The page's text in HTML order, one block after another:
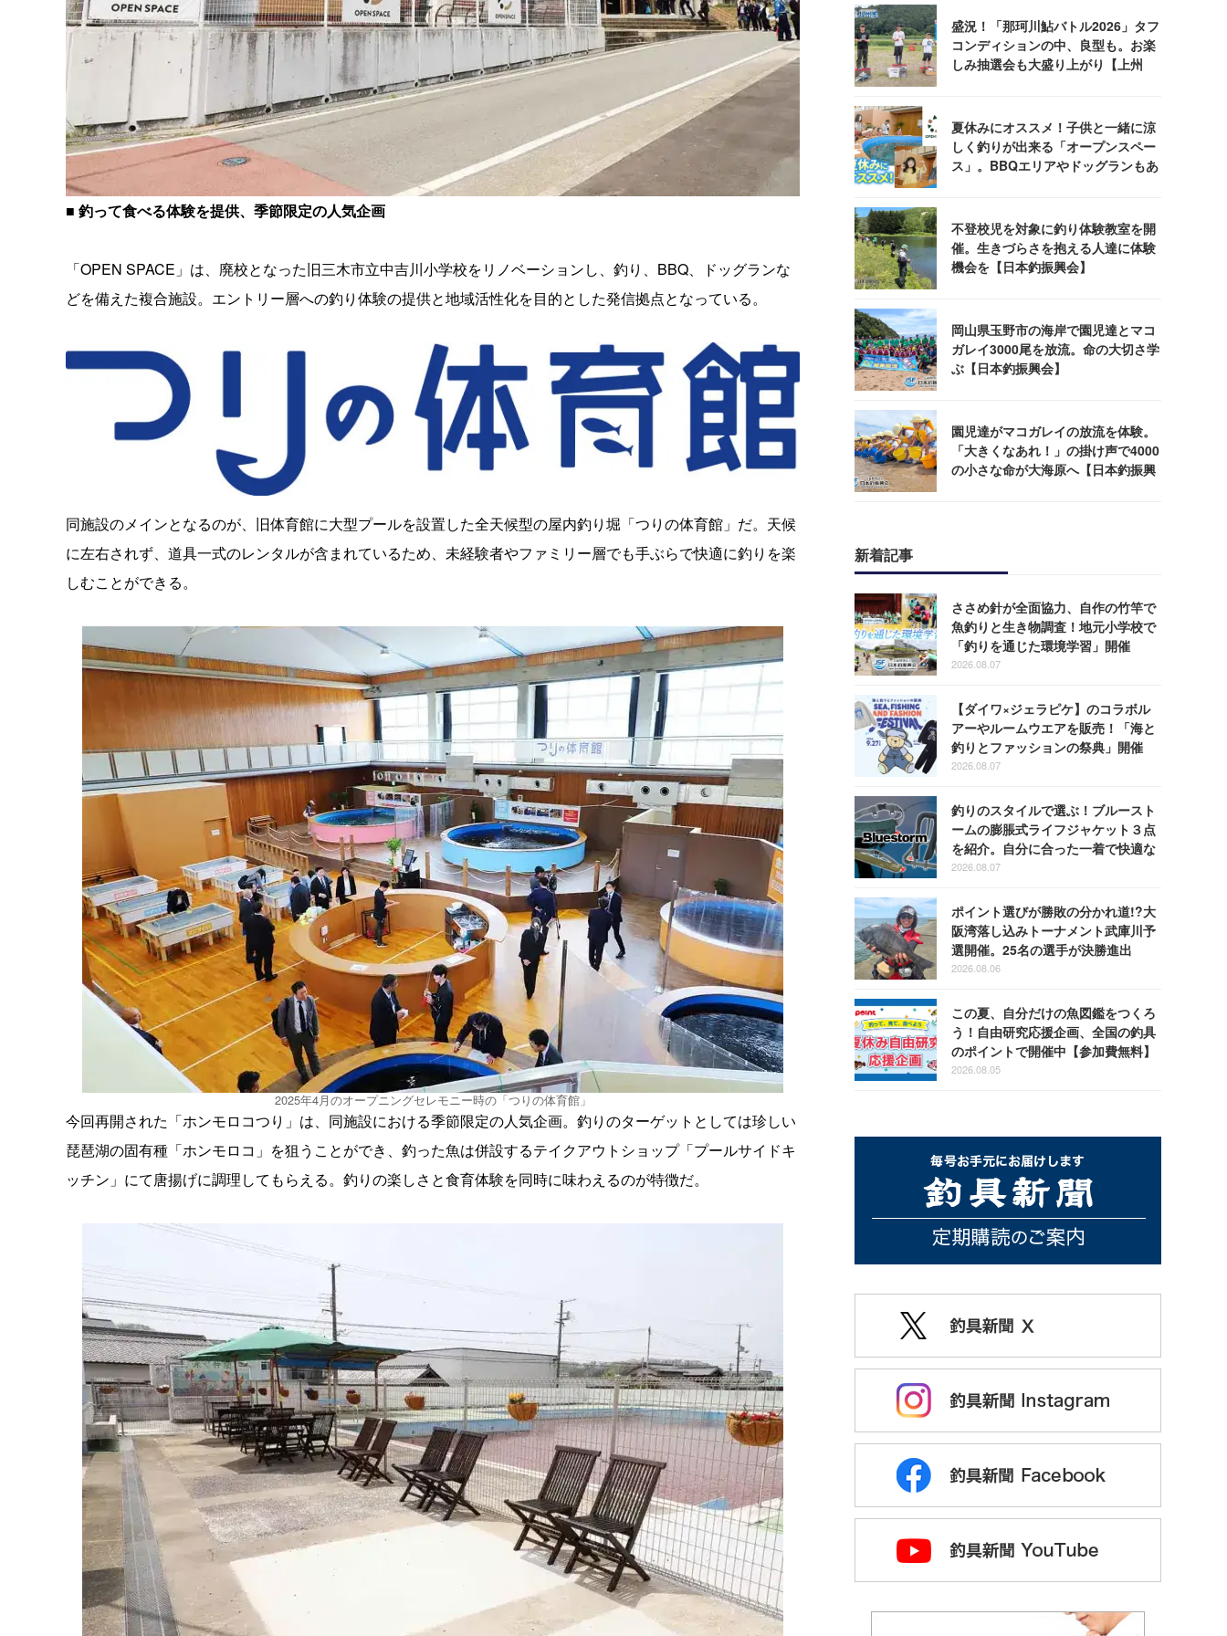
■ 釣って食べる体験を提供、季節限定の人気企画
「OPEN SPACE」は、廃校となった旧三木市立中吉川小学校をリノベーションし、釣り、BBQ、ドッグランな
どを備えた複合施設。エントリー層への釣り体験の提供と地域活性化を目的とした発信拠点となっている。
同施設のメインとなるのが、旧体育館に大型プールを設置した全天候型の屋内釣り堀「つりの体育館」だ。天候
に左右されず、道具一式のレンタルが含まれているため、未経験者やファミリー層でも手ぶらで快適に釣りを楽
しむことができる。
2025年4月のオープニングセレモニー時の「つりの体育館」
今回再開された「ホンモロコつり」は、同施設における季節限定の人気企画。釣りのターゲットとしては珍しい
琵琶湖の固有種「ホンモロコ」を狙うことができ、釣った魚は併設するテイクアウトショップ「プールサイドキ
ッチン」にて唐揚げに調理してもらえる。釣りの楽しさと食育体験を同時に味わえるのが特徴だ。
盛況！「那珂川鮎バトル2026」タフ
コンディションの中、良型も。お楽
しみ抽選会も大盛り上がり【上州
夏休みにオススメ！子供と一緒に涼
しく釣りが出来る「オープンスペー
ス」。BBQエリアやドッグランもあ
不登校児を対象に釣り体験教室を開
催。生きづらさを抱える人達に体験
機会を【日本釣振興会】
岡山県玉野市の海岸で園児達とマコ
ガレイ3000尾を放流。命の大切さ学
ぶ【日本釣振興会】
園児達がマコガレイの放流を体験。
「大きくなあれ！」の掛け声で4000
の小さな命が大海原へ【日本釣振興
新着記事
ささめ針が全面協力、自作の竹竿で
魚釣りと生き物調査！地元小学校で
「釣りを通じた環境学習」開催
2026.08.07
【ダイワ×ジェラピケ】のコラボル
アーやルームウエアを販売！「海と
釣りとファッションの祭典」開催
2026.08.07
釣りのスタイルで選ぶ！ブルースト
ームの膨脹式ライフジャケット３点
を紹介。自分に合った一着で快適な
釣りを
2026.08.07
ポイント選びが勝敗の分かれ道!?大
阪湾落し込みトーナメント武庫川予
選開催。25名の選手が決勝進出
2026.08.06
この夏、自分だけの魚図鑑をつくろ
う！自由研究応援企画、全国の釣具
のポイントで開催中【参加費無料】
2026.08.05